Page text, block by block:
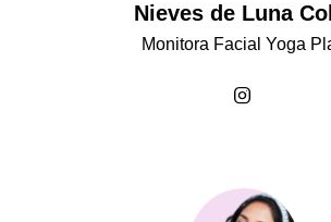
Nieves de Luna
Monitora Facial Yoga